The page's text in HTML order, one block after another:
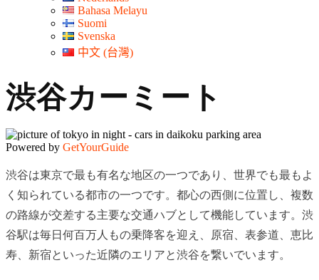
Bahasa Melayu
Suomi
Svenska
中文 (台灣)
渋谷カーミート
Powered by GetYourGuide
渋谷は東京で最も有名な地区の一つであり、世界でも最もよ
く知られている都市の一つです。都心の西側に位置し、複数
の路線が交差する主要な交通ハブとして機能しています。渋
谷駅は毎日何百万人もの乗降客を迎え、原宿、表参道、恵比
寿、新宿といった近隣のエリアと渋谷を繋いでいます。